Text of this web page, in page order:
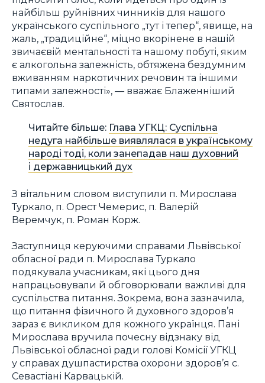
найбільш руйнівних чинників для нашого
українського суспільного „тут і тепер“, явище, на
жаль, „традиційне“, міцно вкорінене в нашій
звичаєвій ментальності та нашому побуті, яким
є алкогольна залежність, обтяжена бездумним
вживанням наркотичних речовин та іншими
типами залежності», — вважає Блаженніший
Святослав.
Читайте більше: Глава УГКЦ: Суспільна
недуга найбільше виявлялася в українському
народі тоді, коли занепадав наш духовний
і державницький дух
З вітальним словом виступили п. Мирослава
Туркало, п. Орест Чемерис, п. Валерій
Веремчук, п. Роман Корж.
Заступниця керуючими справами Львівської
обласної ради п. Мирослава Туркало
подякувала учасникам, які цього дня
напрацьовували й обговорювали важливі для
суспільства питання. Зокрема, вона зазначила,
що питання фізичного й духовного здоров’я
зараз є викликом для кожного українця. Пані
Мирослава вручила почесну відзнаку від
Львівської обласної ради голові Комісії УГКЦ
у справах душпастирства охорони здоров’я с.
Севастіані Карвацькій.